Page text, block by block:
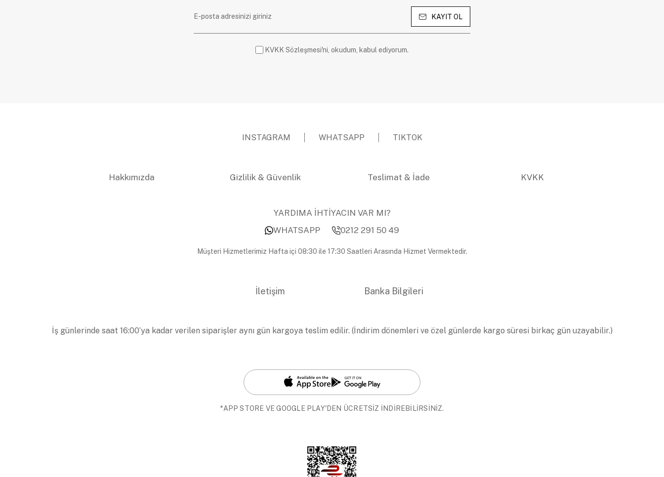
KAYIT OL
KVKK Sözleşmesi'ni, okudum, kabul ediyorum.
INSTAGRAM WHATSAPP TIKTOK
Hakkımızda Gizlilik & Güvenlik Teslimat & İade KVKK
YARDIMA İHTİYACIN VAR MI?
WHATSAPP
0212 291 50 49
Müşteri Hizmetlerimiz Hafta içi 08:30 ile 17:30 Saatleri Arasında Hizmet Vermektedir.
İletişim Banka Bilgileri
İş günlerinde saat 16:00’ya kadar verilen siparişler aynı gün kargoya teslim edilir. (İndirim dönemleri ve özel günlerde kargo süresi birkaç gün uzayabilir.)
*APP STORE VE GOOGLE PLAY'DEN ÜCRETSİZ İNDİREBİLİRSİNİZ.